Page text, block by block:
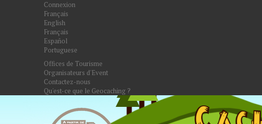
Connexion
Français
English
Français
Español
Portuguese
Offices de Tourisme
Organisateurs d'Event
Contactez-nous
Qu'est-ce que le Geocaching ?